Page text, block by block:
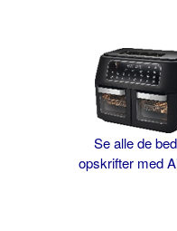
Se alle de
opskrifter med